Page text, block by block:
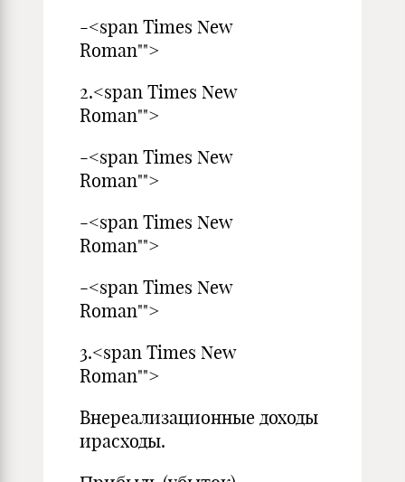
-<span Times New
Roman"">
2.<span Times New
Roman"">
-<span Times New
Roman"">
-<span Times New
Roman"">
-<span Times New
Roman"">
3.<span Times New
Roman"">
Внереализационные доходы
ирасходы.